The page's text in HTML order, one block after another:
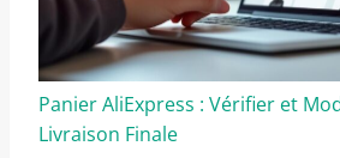
Panier AliExpress : Vérifier et
Livraison Finale